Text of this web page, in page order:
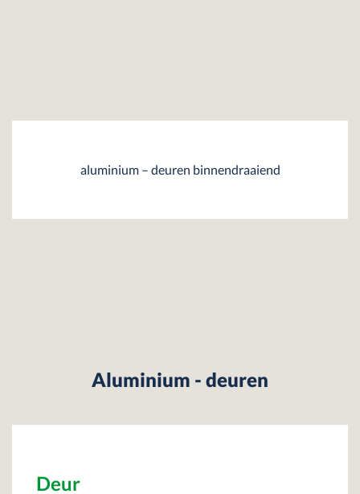
aluminium – deuren binnendraaiend
Aluminium - deuren
Deur